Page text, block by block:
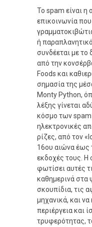
Το spam είναι η
επικοινωνία
ή
συνδέεται με το
από την
Foods και
σημασία της
Monty Python,
λέξης γίνεται
κόσμο των spam
ηλεκτρονικές
ρίζες, από τον
16ου αιώνα έως
εκδοχές τους. Η
φωτίσει αυτές
καθημερινά στα
σκουπίδια, τις
μηχανικά, και να
περιέργεια και
τρυφερότητας,